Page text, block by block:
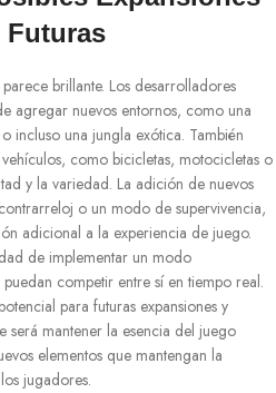
Futuras
brillante. Los desarrolladores
agregar nuevos entornos, como una
incluso una jungla exótica. También
como bicicletas, motocicletas o
y la variedad. La adición de nuevos
o un modo de supervivencia,
adicional a la experiencia de juego.
de implementar un modo
competir entre sí en tiempo real.
para futuras expansiones y
será mantener la esencia del juego
elementos que mantengan la
jugadores.